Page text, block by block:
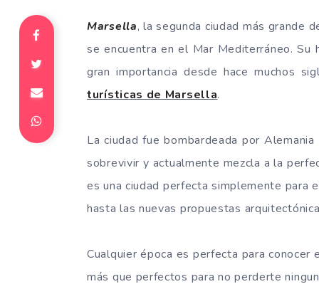
Marsella, la segunda ciudad más grande
se encuentra en el Mar Mediterráneo. Su
gran importancia desde hace muchos
turísticas de Marsella.
La ciudad fue bombardeada por
sobrevivir y actualmente mezcla a la
es una ciudad perfecta simplemente
hasta las nuevas propuestas
Cualquier época es perfecta para
más que perfectos para no perderte